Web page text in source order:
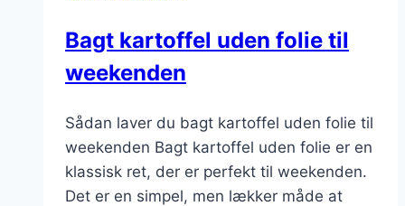
Bagt kartoffel uden folie til
weekenden
Sådan laver du bagt kartoffel uden folie til
weekenden Bagt kartoffel uden folie er en
klassisk ret, der er perfekt til weekenden.
Det er en simpel, men lækker måde at